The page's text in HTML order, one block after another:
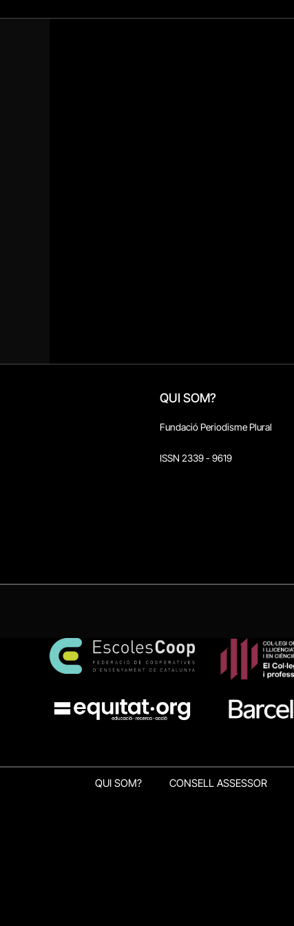
QUI SOM?
Fundació Periodisme Plural
ISSN 2339 - 9619
QUI SOM? CONSELL ASSESSOR